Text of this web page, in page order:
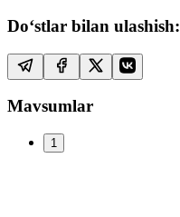
Do‘stlar bilan ulashish:
Mavsumlar
1